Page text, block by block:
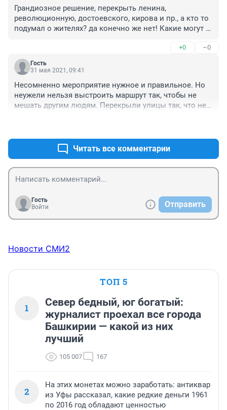
бегать по кругу у здания Главы Башкортостана да и
тем более кому жарко-рядом река Белая.
Грандиозное решение, перекрыть ленина,
революционную, достоевского, кирова и пр., а кто то
подумал о жителях? да конечно же нет! Какие могут
побегать по пыльному асфальту, и для легких
полезно и для коленей! Спасибо за заботу, мэрия!
Иного от вас и не ожидали!
+0 –0
Гость
31 мая 2021, 09:41
Несомненно мероприятие нужное и правильное. Но
неужели нельзя выстроить маршрут так, чтобы не
мешать другим людям. Перекрыли улицы так, что не
Читать все комментарии
Гость
Войти
Отправить
Новости СМИ2
ТОП 5
1
Север бедный, юг богатый:
журналист проехал все города
Башкирии — какой из них
лучший
105 007 167
2
На этих монетах можно заработать: антиквар
из Уфы рассказал, какие редкие деньги 1961
по 2016 год обладают ценностью